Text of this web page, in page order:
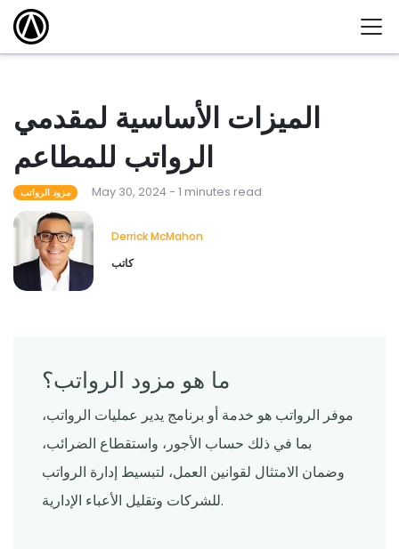
الميزات الأساسية لمقدمي
الرواتب للمطاعم
مزود الرواتب May 30, 2024 - 1 minutes read
Derrick McMahon
كاتب
ما هو مزود الرواتب؟
موفر الرواتب هو خدمة أو برنامج يدير عمليات الرواتب،
بما في ذلك حساب الأجور، واستقطاع الضرائب،
وضمان الامتثال لقوانين العمل، لتبسيط إدارة الرواتب
للشركات وتقليل الأعباء الإدارية.